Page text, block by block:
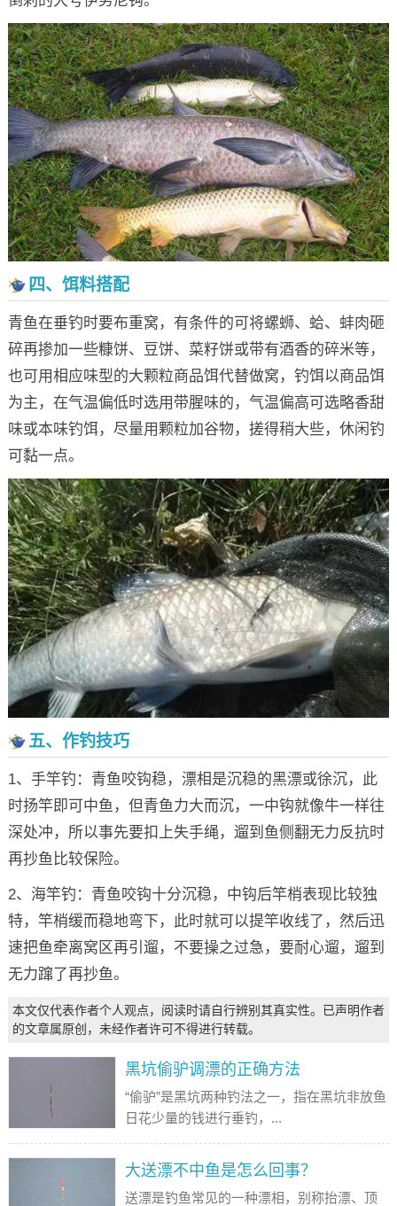
四、饵料搭配
青鱼在垂钓时要布重窝，有条件的可将螺蛳、蛤、蚌肉砸
碎再掺加一些糠饼、豆饼、菜籽饼或带有酒香的碎米等，
也可用相应味型的大颗粒商品饵代替做窝，钓饵以商品饵
为主，在气温偏低时选用带腥味的，气温偏高可选略香甜
味或本味钓饵，尽量用颗粒加谷物，搓得稍大些，休闲钓
可黏一点。
五、作钓技巧
1、手竿钓：青鱼咬钩稳，漂相是沉稳的黑漂或徐沉，此
时扬竿即可中鱼，但青鱼力大而沉，一中钩就像牛一样往
深处冲，所以事先要扣上失手绳，遛到鱼侧翻无力反抗时
再抄鱼比较保险。
2、海竿钓：青鱼咬钩十分沉稳，中钩后竿梢表现比较独
特，竿梢缓而稳地弯下，此时就可以提竿收线了，然后迅
速把鱼牵离窝区再引遛，不要操之过急，要耐心遛，遛到
无力蹿了再抄鱼。
本文仅代表作者个人观点，阅读时请自行辨别其真实性。已声明作者
的文章属原创，未经作者许可不得进行转载。
黑坑偷驴调漂的正确方法
“偷驴”是黑坑两种钓法之一，指在黑坑非放鱼
日花少量的钱进行垂钓，...
大送漂不中鱼是怎么回事？
送漂是钓鱼常见的一种漂相，别称抬漂、顶